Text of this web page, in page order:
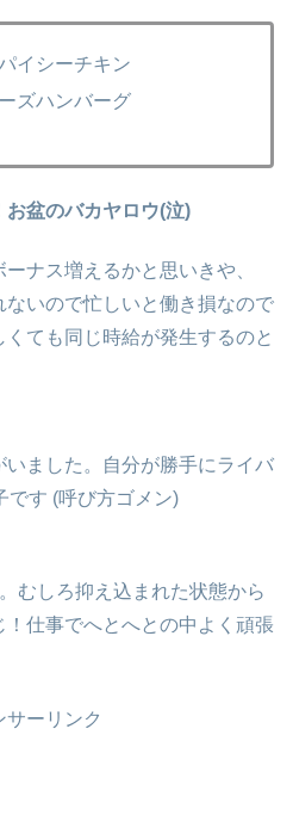
イシーチキン
ズハンバーグ
盆のバカヤロウ(泣)
ナス増えるかと思いきや、
いので忙しいと働き損なので
ても同じ時給が発生するのと
ました。自分が勝手にライバ
です (呼び方ゴメン)
むしろ抑え込まれた状態から
仕事でへとへとの中よく頑張
サーリンク